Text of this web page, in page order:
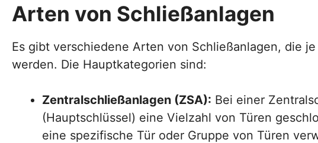
Arten von Schließanlagen
Es gibt verschiedene Arten von Schließanlagen, die
werden. Die Hauptkategorien sind:
Zentralschließanlagen (ZSA): Bei einer
(Hauptschlüssel) eine Vielzahl von Türen
eine spezifische Tür oder Gruppe von Türen